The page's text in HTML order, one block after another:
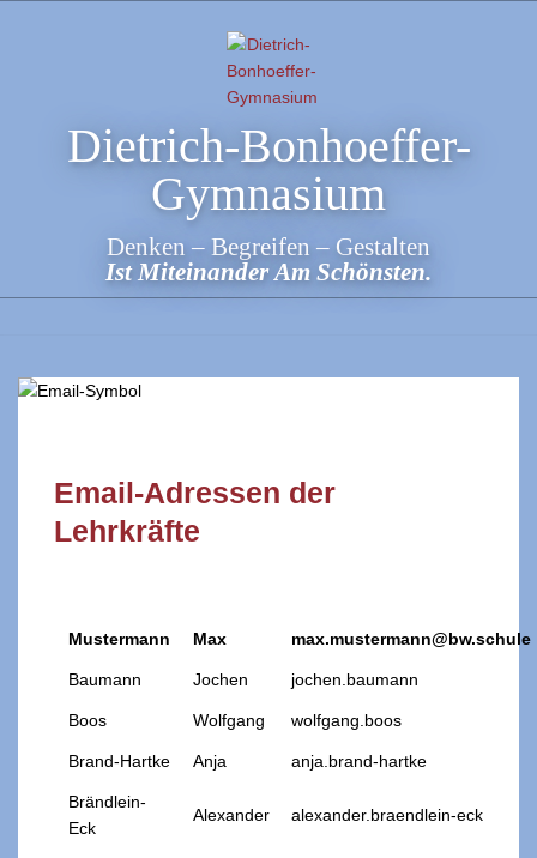
Dietrich-Bonhoeffer-
Gymnasium
Denken – Begreifen – Gestalten
Ist Miteinander Am Schönsten.
Email-Adressen der
Lehrkräfte
Mustermann Max max.mustermann@bw.schule
Baumann Jochen jochen.baumann
Boos Wolfgang wolfgang.boos
Brand-Hartke Anja anja.brand-hartke
Brändlein-
Eck
Alexander alexander.braendlein-eck